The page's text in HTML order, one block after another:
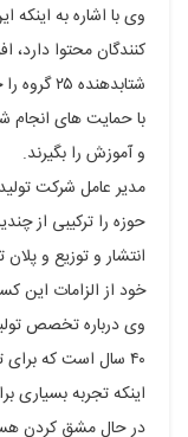
وی با اشاره به اینکه
کنندگان محتوا دارد،
با حمایت های انجام
و آموزش را بگیرند.
مدیر عامل شرکت
حوزه را ترکیبی از
انتشار و توزیع و
خود از الزامات این
وی درباره تخصص
۴۰ سال است که
اینکه تجربه بسیاری
در حال مشق کردن